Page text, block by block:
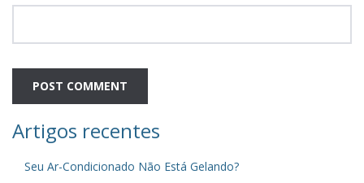
Artigos recentes
Seu Ar-Condicionado Não Está Gelando?